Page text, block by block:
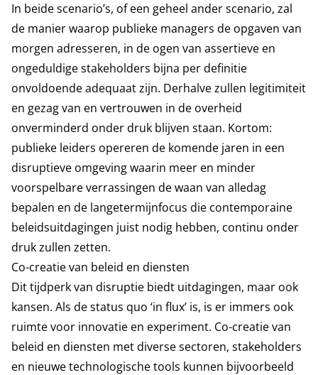
In beide scenario’s, of een geheel ander scenario, zal
de manier waarop publieke managers de opgaven van
morgen adresseren, in de ogen van assertieve en
ongeduldige stakeholders bijna per definitie
onvoldoende adequaat zijn. Derhalve zullen legitimiteit
en gezag van en vertrouwen in de overheid
onverminderd onder druk blijven staan. Kortom:
publieke leiders opereren de komende jaren in een
disruptieve omgeving waarin meer en minder
voorspelbare verrassingen de waan van alledag
bepalen en de langetermijnfocus die contemporaine
beleidsuitdagingen juist nodig hebben, continu onder
druk zullen zetten.
Co-creatie van beleid en diensten
Dit tijdperk van disruptie biedt uitdagingen, maar ook
kansen. Als de status quo ‘in flux’ is, is er immers ook
ruimte voor innovatie en experiment. Co-creatie van
beleid en diensten met diverse sectoren, stakeholders
en nieuwe technologische tools kunnen bijvoorbeeld